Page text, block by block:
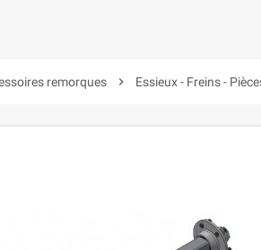
remorques chevron_right Essieux - Freins -